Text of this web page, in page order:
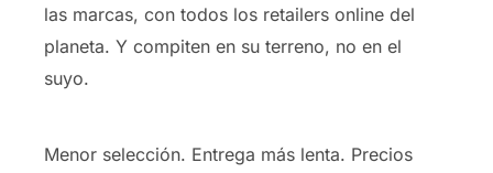
las marcas, con todos los retailers online del
planeta. Y compiten en su terreno, no en el
suyo.
Menor selección. Entrega más lenta. Precios